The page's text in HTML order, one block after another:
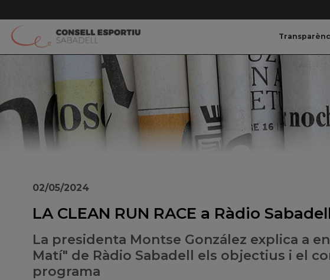
LA CLEAN RUN RACE a Ràdio
La presidenta Montse González explica a
Matí" de Ràdio Sabadell els objectius i el
programa
02/05/2024